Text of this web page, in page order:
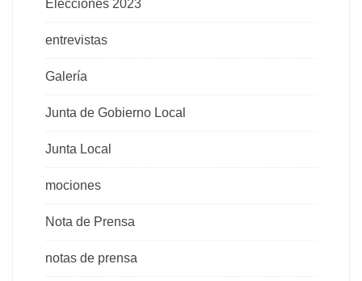
Elecciones 2023
entrevistas
Galería
Junta de Gobierno Local
Junta Local
mociones
Nota de Prensa
notas de prensa